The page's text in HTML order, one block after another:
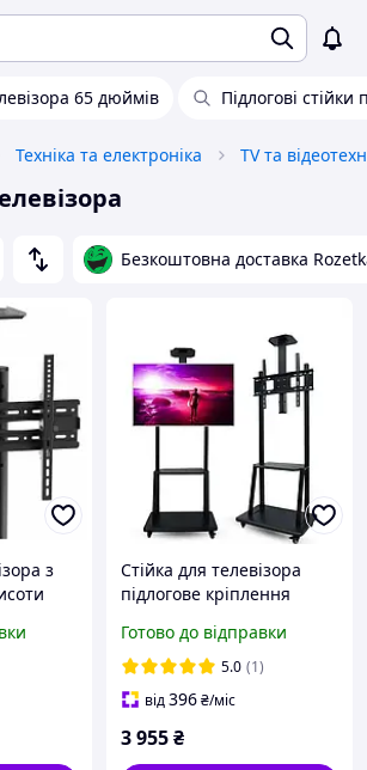
65 дюймів Підлогові стійки
Техніка та електроніка TV та
Безкоштовна доставка
з
Стійка для телевізора
підлогове кріплення
/ 8006 32-70 тримач для
ТВ
Готово до відправки
5.0 (1)
від396₴/міс
3 955₴